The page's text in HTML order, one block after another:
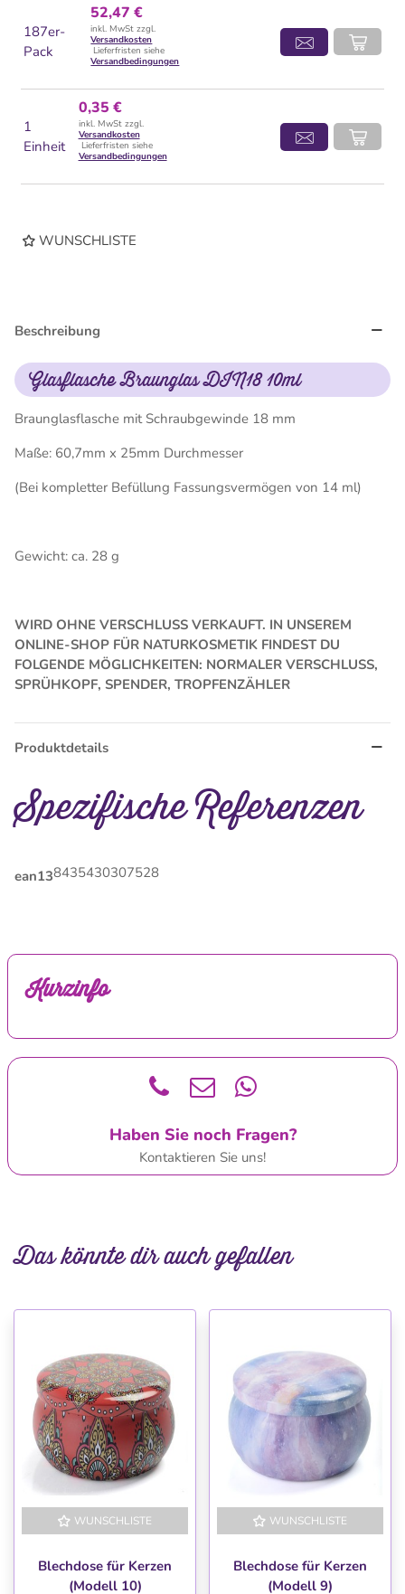
187er-
Pack
52,47 €
inkl. MwSt zzgl.
Versandkosten
Lieferfristen siehe
Versandbedingungen
1
Einheit
0,35 €
inkl. MwSt zzgl.
Versandkosten
Lieferfristen siehe
Versandbedingungen
WUNSCHLISTE
Beschreibung
Glasflasche Braunglas DIN18 10ml
Braunglasflasche mit Schraubgewinde 18 mm
Maße: 60,7mm x 25mm Durchmesser
(Bei kompletter Befüllung Fassungsvermögen von 14 ml)
Gewicht: ca. 28 g
WIRD OHNE VERSCHLUSS VERKAUFT. IN UNSEREM
ONLINE-SHOP FÜR NATURKOSMETIK FINDEST DU
FOLGENDE MÖGLICHKEITEN: NORMALER VERSCHLUSS,
SPRÜHKOPF, SPENDER, TROPFENZÄHLER
Produktdetails
Spezifische Referenzen
ean138435430307528
Kurzinfo
Haben Sie noch Fragen?
Kontaktieren Sie uns!
Das könnte dir auch gefallen
WUNSCHLISTE
Blechdose für Kerzen
(Modell 10)
WUNSCHLISTE
Blechdose für Kerzen
(Modell 9)